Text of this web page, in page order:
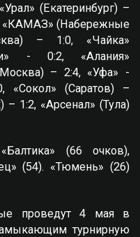
(Екатеринбург) –
«КАМАЗ» (Набережные
– 1:0, «Чайка»
- 0:2, «Алания»
– 2:4, «Уфа» -
«Сокол» (Саратов) –
1:2, «Арсенал» (Тула)
(66 очков),
(54). «Тюмень» (26)
проведут 4 мая в
турнирную